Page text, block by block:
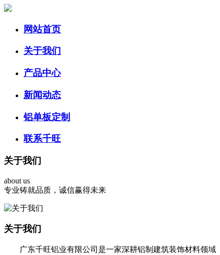
网站首页
关于我们
产品中心
新闻动态
铝单板定制
联系千旺
关于我们
about us
专业铸就品质，诚信赢得未来
关于我们
广东千旺铝业有限公司是一家深耕铝制建筑装饰材料领域